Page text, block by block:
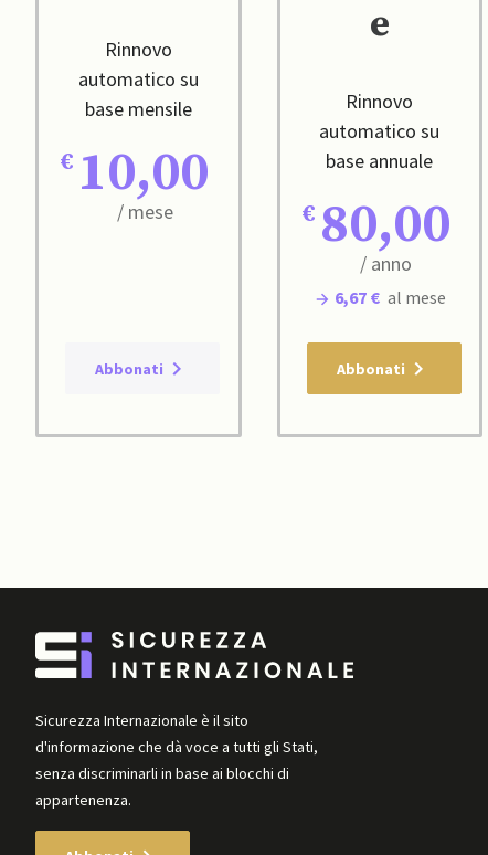
Rinnovo
automatico su
base mensile
10,00
/ mese
Abbonati
e
Rinnovo
automatico su
base annuale
80,00
/ anno
6,67 € al mese
Abbonati
Sicurezza Internazionale è il sito
d'informazione che dà voce a tutti gli Stati,
senza discriminarli in base ai blocchi di
appartenenza.